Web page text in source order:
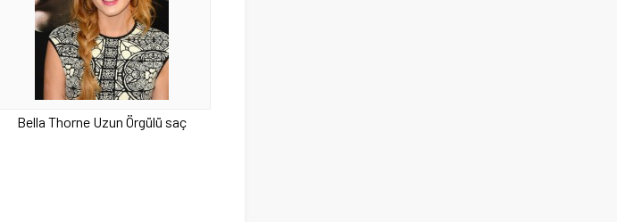
Bella Thorne Uzun Örgülü saç